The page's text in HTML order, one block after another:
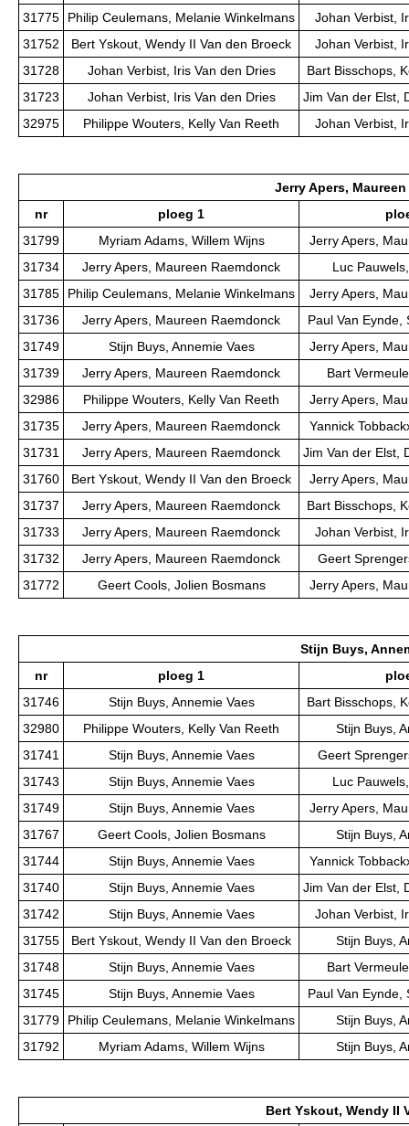
31775
Philip Ceulemans, Melanie Winkelmans
Johan Verbist,
31752
Bert Yskout, Wendy II Van den Broeck
Johan Verbist,
31728
Johan Verbist, Iris Van den Dries
Bart Bisschops,
31723
Johan Verbist, Iris Van den Dries
Jim Van der Elst,
32975
Philippe Wouters, Kelly Van Reeth Johan Verbist,
Jerry Apers,
nr
ploeg 1
31799
Myriam Adams, Willem Wijns
Jerry Apers,
31734
Jerry Apers, Maureen Raemdonck
Luc
31785
Philip Ceulemans, Melanie Winkelmans
Jerry Apers,
31736
Jerry Apers, Maureen Raemdonck
Paul Van Eynde,
31749
Stijn Buys, Annemie Vaes
Jerry Apers,
31739
Jerry Apers, Maureen Raemdonck
Bart
32986
Philippe Wouters, Kelly Van Reeth
Jerry Apers,
31735
Jerry Apers, Maureen Raemdonck
Yannick
31731
Jerry Apers, Maureen Raemdonck
Jim Van der Elst,
31760
Bert Yskout, Wendy II Van den Broeck
Jerry Apers,
31737
Jerry Apers, Maureen Raemdonck
Bart Bisschops,
31733
Jerry Apers, Maureen Raemdonck
Johan Verbist,
31732
Jerry Apers, Maureen Raemdonck
Geert
31772
Geert Cools, Jolien Bosmans Jerry Apers,
Stijn Buys,
nr
ploeg 1
31746
Stijn Buys, Annemie Vaes
Bart Bisschops,
32980
Philippe Wouters, Kelly Van Reeth
Stijn Buys,
31741
Stijn Buys, Annemie Vaes
Geert
31743
Stijn Buys, Annemie Vaes
Luc
31749
Stijn Buys, Annemie Vaes
Jerry Apers,
31767
Geert Cools, Jolien Bosmans
Stijn Buys,
31744
Stijn Buys, Annemie Vaes
Yannick
31740
Stijn Buys, Annemie Vaes
Jim Van der Elst,
31742
Stijn Buys, Annemie Vaes
Johan Verbist,
31755
Bert Yskout, Wendy II Van den Broeck
Stijn Buys,
31748
Stijn Buys, Annemie Vaes
Bart
31745
Stijn Buys, Annemie Vaes
Paul Van Eynde,
31779
Philip Ceulemans, Melanie Winkelmans
Stijn Buys,
31792
Myriam Adams, Willem Wijns Stijn Buys,
Bert Yskout, Wendy II